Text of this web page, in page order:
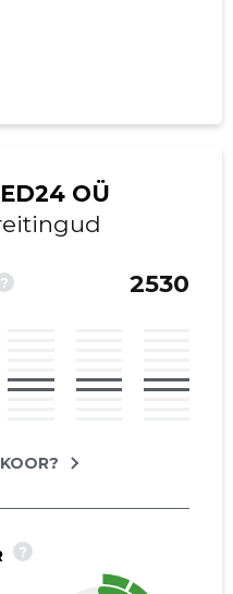
OÜ
? 2530
?
Sinu